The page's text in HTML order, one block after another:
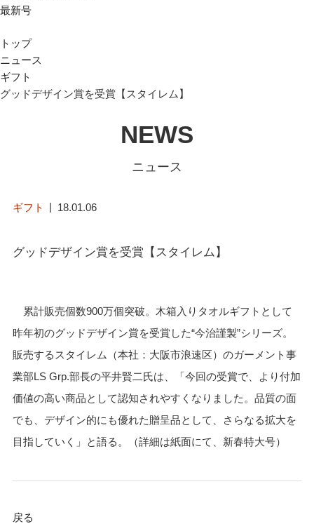
最新号
トップ
ニュース
ギフト
グッドデザイン賞を受賞【スタイレム】
NEWS
ニュース
ギフト 18.01.06
グッドデザイン賞を受賞【スタイレム】
累計販売個数900万個突破。木箱入りタオルギフトとして
昨年初のグッドデザイン賞を受賞した“今治謹製”シリーズ。
販売するスタイレム（本社：大阪市浪速区）のガーメント事
業部LS Grp.部長の平井賢二氏は、「今回の受賞で、より付加
価値の高い商品として認知されやすくなりました。品質の面
でも、デザイン的にも優れた贈呈品として、さらなる拡大を
目指していく」と語る。（詳細は紙面にて、新春特大号）
戻る